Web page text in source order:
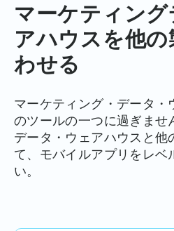
こちらから。
マーケティング
アハウスを他
わせる
マーケティング・データ
のツールの一つに過ぎませ
データ・ウェアハウスと他
て、モバイルアプリをレベ
い。